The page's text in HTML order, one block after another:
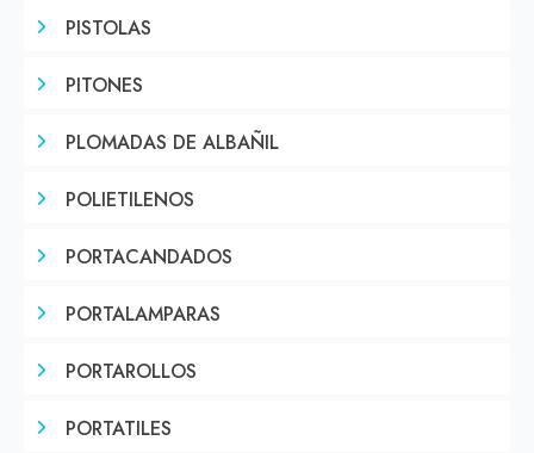
PISTOLAS
PITONES
PLOMADAS DE ALBAÑIL
POLIETILENOS
PORTACANDADOS
PORTALAMPARAS
PORTAROLLOS
PORTATILES